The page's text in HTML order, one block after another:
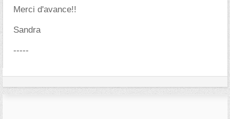
Merci d'avance!!
Sandra
-----